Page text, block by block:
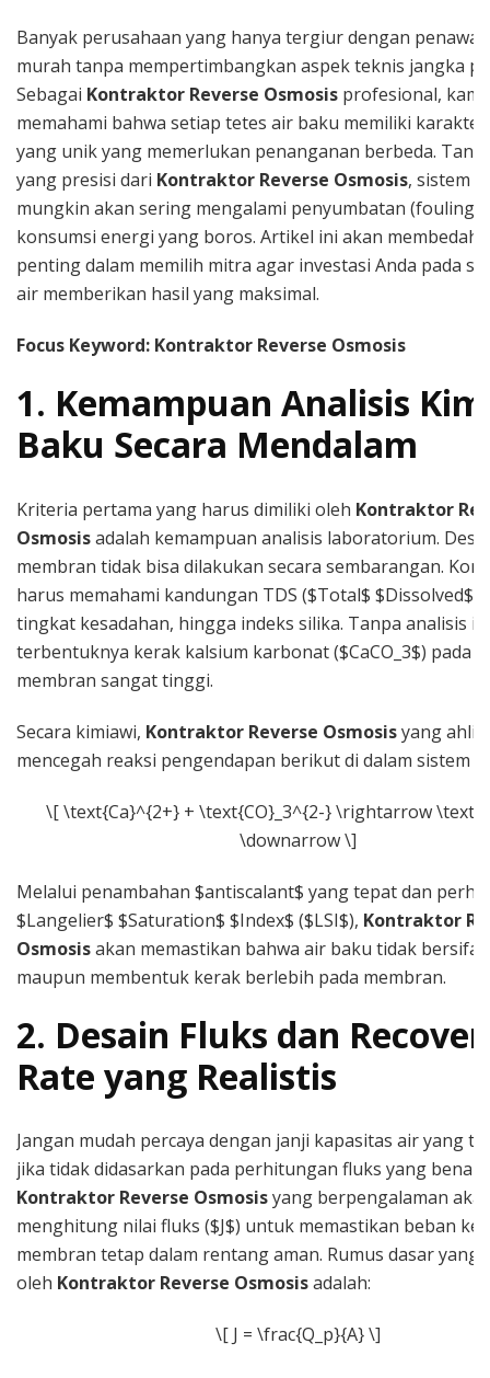
Banyak perusahaan yang hanya tergiur dengan
murah tanpa mempertimbangkan aspek teknis jangka
Sebagai Kontraktor Reverse Osmosis profesional, kami
memahami bahwa setiap tetes air baku memiliki
yang unik yang memerlukan penanganan berbeda.
yang presisi dari Kontraktor Reverse Osmosis, sistem
mungkin akan sering mengalami penyumbatan (fouling)
konsumsi energi yang boros. Artikel ini akan membedah
penting dalam memilih mitra agar investasi Anda pada
air memberikan hasil yang maksimal.
Focus Keyword: Kontraktor Reverse Osmosis
1. Kemampuan Analisis
Baku Secara Mendalam
Kriteria pertama yang harus dimiliki oleh Kontraktor
Osmosisadalah kemampuan analisis laboratorium.
membran tidak bisa dilakukan secara sembarangan.
harus memahami kandungan TDS ($Total$ $Dissolved$
tingkat kesadahan, hingga indeks silika. Tanpa analisis
terbentuknya kerak kalsium karbonat ($CaCO_3$) pada
membran sangat tinggi.
Secara kimiawi, Kontraktor Reverse Osmosisyang ahli
mencegah reaksi pengendapan berikut di dalam sistem
\[ \text{Ca}^{2+} + \text{CO}_3^{2-} \rightarrow
\downarrow \]
Melalui penambahan $antiscalant$ yang tepat dan
$Langelier$ $Saturation$ $Index$ ($LSI$), Kontraktor
Osmosisakan memastikan bahwa air baku tidak
maupun membentuk kerak berlebih pada membran.
2. Desain Fluks dan
Rate yang Realistis
Jangan mudah percaya dengan janji kapasitas air yang
jika tidak didasarkan pada perhitungan fluks yang benar.
Kontraktor Reverse Osmosisyang berpengalaman
menghitung nilai fluks ($J$) untuk memastikan beban
membran tetap dalam rentang aman. Rumus dasar yang
oleh Kontraktor Reverse Osmosisadalah:
\[ J = \frac{Q_p}{A} \]